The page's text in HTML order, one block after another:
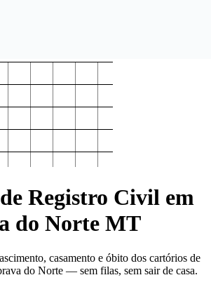
Registro Civil em
do Norte MT
casamento e óbito dos cartórios de
do Norte — sem filas, sem sair de casa.